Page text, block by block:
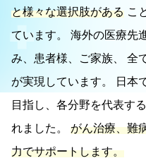
と様々な選択肢がある こ
ています。
海外の医療先
み、患者様、ご家族、 全
が実現しています。
日本
目指し、各分野を代表す
れました。
がん治療、難
力でサポートします。